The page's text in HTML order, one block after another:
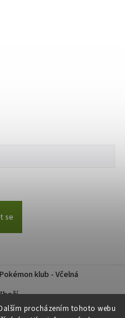
procházením tohoto webu
se
Pokémon klub - Včelná